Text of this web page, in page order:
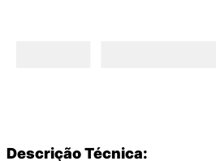
Descrição Técnica: